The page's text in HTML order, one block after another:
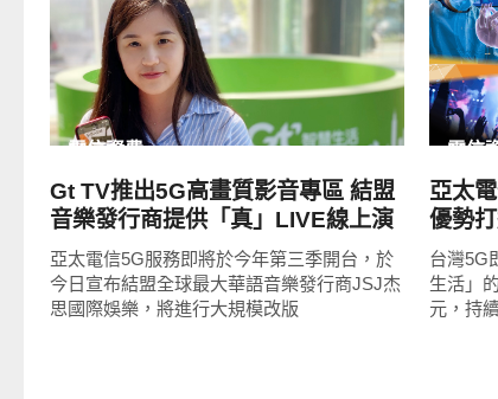
READ
MORE
電信資費
Gt TV推出5G高畫質影音專區 結盟
音樂發行商提供「真」LIVE線上演
唱會
亞太電信5G服務即將於今年第三季開台，於
今日宣布結盟全球最大華語音樂發行商JSJ杰
思國際娛樂，將進行大規模改版
電信
亞太
優勢
台灣5G
生活」
元，持